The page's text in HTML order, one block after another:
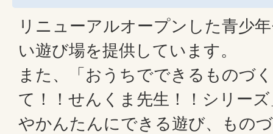
リニューアルオープンした青少
い遊び場を提供しています。
また、「おうちでできるものづ
て！！せんくま先生！！シリー
やかんたんにできる遊び、もの